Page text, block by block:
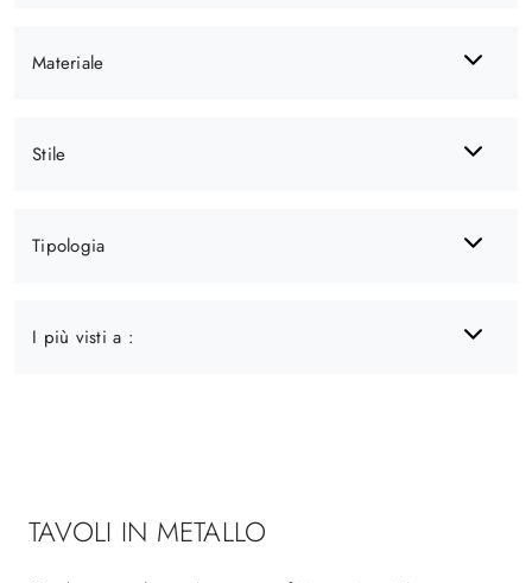
Materiale
Stile
Tipologia
I più visti a :
TAVOLI IN METALLO